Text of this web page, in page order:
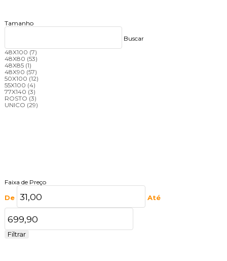
Tamanho
Buscar
48X100 (7)
48X80 (53)
48X85 (1)
48X90 (57)
50X100 (12)
55X100 (4)
77X140 (3)
ROSTO (3)
UNICO (29)
Faixa de Preço
De Até
Filtrar